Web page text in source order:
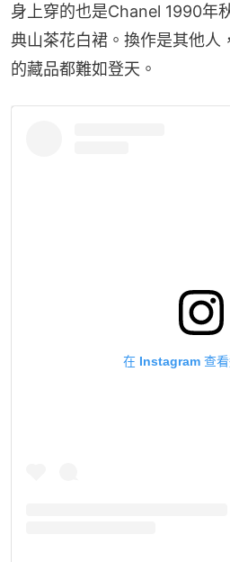
身上穿的也是Chanel 1990年
典山茶花白裙。換作是其他人
的藏品都難如登天。
在 Instagram 查